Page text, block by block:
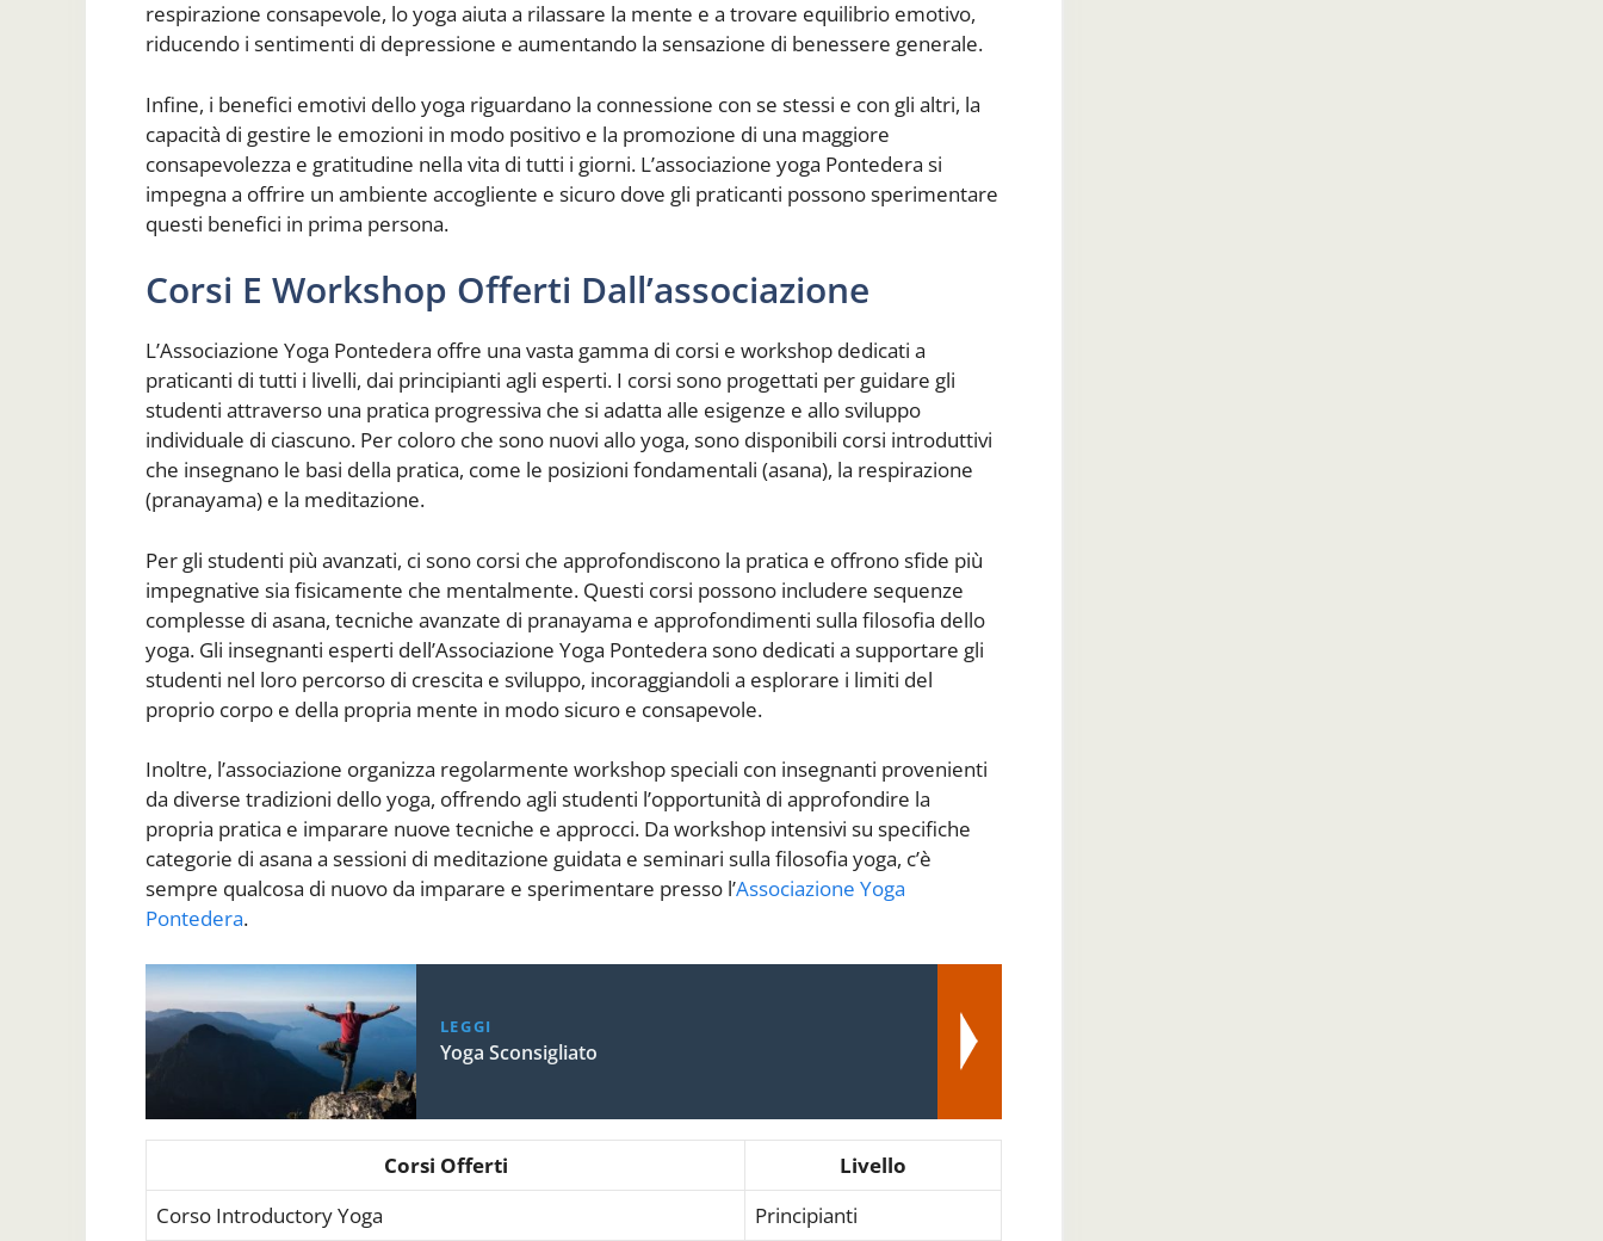
respirazione consapevole, lo yoga aiuta a rilassare la mente e a trovare equilibrio emotivo,
riducendo i sentimenti di depressione e aumentando la sensazione di benessere generale.
Infine, i benefici emotivi dello yoga riguardano la connessione con se stessi e con gli altri, la
capacità di gestire le emozioni in modo positivo e la promozione di una maggiore
consapevolezza e gratitudine nella vita di tutti i giorni. L’associazione yoga Pontedera si
impegna a offrire un ambiente accogliente e sicuro dove gli praticanti possono sperimentare
questi benefici in prima persona.
Corsi E Workshop Offerti Dall’associazione
L’Associazione Yoga Pontedera offre una vasta gamma di corsi e workshop dedicati a
praticanti di tutti i livelli, dai principianti agli esperti. I corsi sono progettati per guidare gli
studenti attraverso una pratica progressiva che si adatta alle esigenze e allo sviluppo
individuale di ciascuno. Per coloro che sono nuovi allo yoga, sono disponibili corsi introduttivi
che insegnano le basi della pratica, come le posizioni fondamentali (asana), la respirazione
(pranayama) e la meditazione.
Per gli studenti più avanzati, ci sono corsi che approfondiscono la pratica e offrono sfide più
impegnative sia fisicamente che mentalmente. Questi corsi possono includere sequenze
complesse di asana, tecniche avanzate di pranayama e approfondimenti sulla filosofia dello
yoga. Gli insegnanti esperti dell’Associazione Yoga Pontedera sono dedicati a supportare gli
studenti nel loro percorso di crescita e sviluppo, incoraggiandoli a esplorare i limiti del
proprio corpo e della propria mente in modo sicuro e consapevole.
Inoltre, l’associazione organizza regolarmente workshop speciali con insegnanti provenienti
da diverse tradizioni dello yoga, offrendo agli studenti l’opportunità di approfondire la
propria pratica e imparare nuove tecniche e approcci. Da workshop intensivi su specifiche
categorie di asana a sessioni di meditazione guidata e seminari sulla filosofia yoga, c’è
sempre qualcosa di nuovo da imparare e sperimentare presso l’Associazione Yoga
Pontedera.
LEGGI
Yoga Sconsigliato
Corsi Offerti
Livello
Corso Introductory Yoga
Principianti